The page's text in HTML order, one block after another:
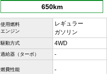
650km
使用燃料
エンジン
レギュラー
ガソリン
駆動方式 4WD
過給器（ターボ） -
燃費性能 -